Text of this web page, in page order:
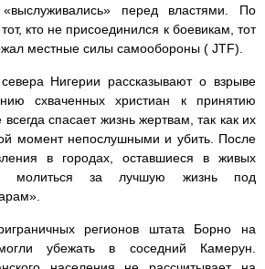
перед властями. По
кто не присоединился к боевикам, тот
местные силы самообороны ( JTF).
Нигерии рассказывают о взрыве
схваченных христиан к принятию
спасает жизнь жертвам, так как их
момент непослушными и убить. После
в городах, оставшиеся в живых
молиться за лучшую жизнь под
регионов штата Борно на
убежать в соседний Камерун.